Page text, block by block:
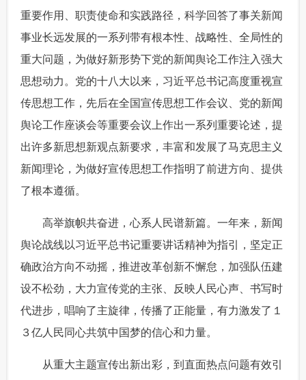
重要作用、职责使命和实践路径，科学回答了事关新闻
事业长远发展的一系列带有根本性、战略性、全局性的
重大问题，为做好新形势下党的新闻舆论工作注入强大
思想动力。党的十八大以来，习近平总书记高度重视宣
传思想工作，先后在全国宣传思想工作会议、党的新闻
舆论工作座谈会等重要会议上作出一系列重要论述，提
出许多新思想新观点新要求，丰富和发展了马克思主义
新闻理论，为做好宣传思想工作指明了前进方向、提供
了根本遵循。
高举旗帜共奋进，心系人民谱新篇。一年来，新闻
舆论战线以习近平总书记重要讲话精神为指引，坚定正
确政治方向不动摇，推进改革创新不懈怠，加强队伍建
设不松劲，大力宣传党的主张、反映人民心声、书写时
代进步，唱响了主旋律，传播了正能量，有力激发了１
３亿人民同心共筑中国梦的信心和力量。
从重大主题宣传出新出彩，到直面热点问题有效引